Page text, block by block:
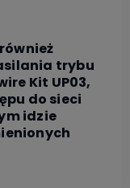
trybu
Kit UP03,
do sieci
idzie